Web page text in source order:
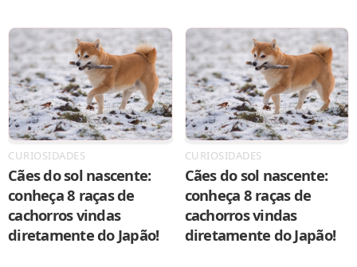
CURIOSIDADES
Cães do sol nascente:
conheça 8 raças de
cachorros vindas
diretamente do Japão!
CURIOSIDADES
Cães do sol nascente:
conheça 8 raças de
cachorros vindas
diretamente do Japão!